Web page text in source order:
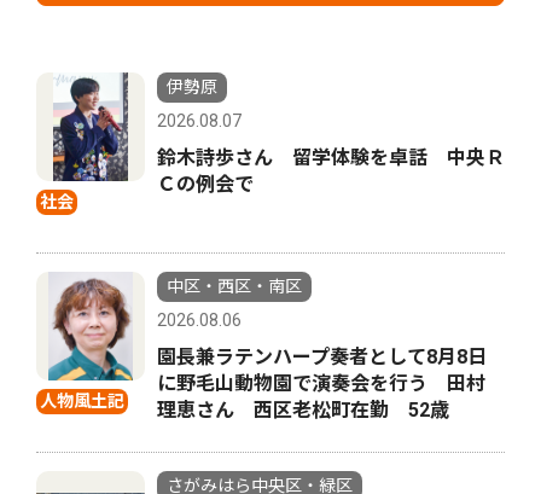
社会
伊勢原
2026.08.07
鈴木詩歩さん 留学体験を卓話 中央Ｒ
Ｃの例会で
人物風土記
中区・西区・南区
2026.08.06
園長兼ラテンハープ奏者として8月8日
に野毛山動物園で演奏会を行う 田村
理恵さん 西区老松町在勤 52歳
さがみはら中央区・緑区